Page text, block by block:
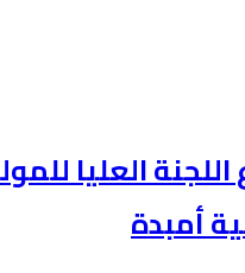
العليا
أمبدة